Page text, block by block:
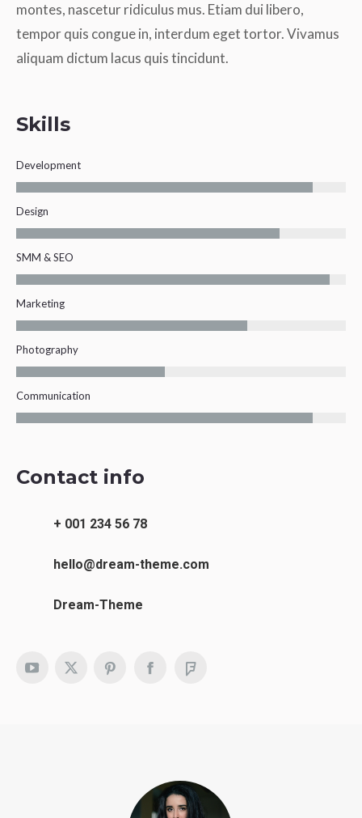
montes, nascetur ridiculus mus. Etiam dui libero,
tempor quis congue in, interdum eget tortor. Vivamus
aliquam dictum lacus quis tincidunt.
Skills
Development
Design
SMM & SEO
Marketing
Photography
Communication
Contact info
+ 001 234 56 78
hello@dream-theme.com
Dream-Theme
YouTube
X PinterestFacebookFoursquare